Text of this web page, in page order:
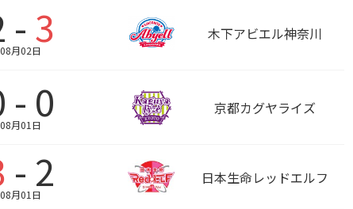
- 3
08月02日
木下アビエル神奈川
- 0
08月01日
京都カグヤライズ
- 2
08月01日
日本生命レッドエルフ